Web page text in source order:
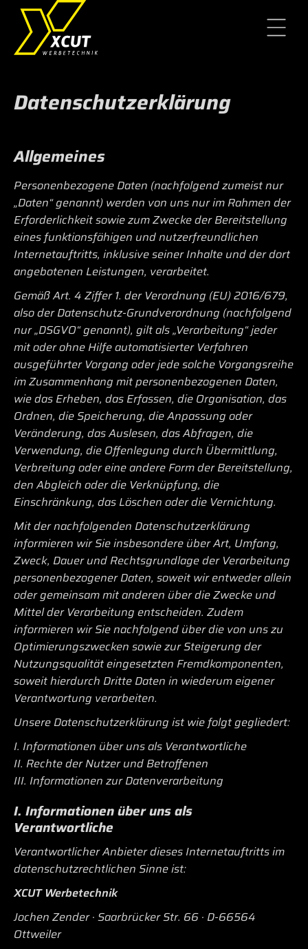
Datenschutz­erklärung
Allgemeines
Personenbezogene Daten (nachfolgend zumeist nur
„Daten“ genannt) werden von uns nur im Rahmen der
Erforderlichkeit sowie zum Zwecke der Bereitstellung
eines funktionsfähigen und nutzerfreundlichen
Internetauftritts, inklusive seiner Inhalte und der dort
angebotenen Leistungen, verarbeitet.
Gemäß Art. 4 Ziffer 1. der Verordnung (EU) 2016/679,
also der Datenschutz-Grundverordnung (nachfolgend
nur „DSGVO“ genannt), gilt als „Verarbeitung“ jeder
mit oder ohne Hilfe automatisierter Verfahren
ausgeführter Vorgang oder jede solche Vorgangsreihe
im Zusammenhang mit personenbezogenen Daten,
wie das Erheben, das Erfassen, die Organisation, das
Ordnen, die Speicherung, die Anpassung oder
Veränderung, das Auslesen, das Abfragen, die
Verwendung, die Offenlegung durch Übermittlung,
Verbreitung oder eine andere Form der Bereitstellung,
den Abgleich oder die Verknüpfung, die
Einschränkung, das Löschen oder die Vernichtung.
Mit der nachfolgenden Datenschutzerklärung
informieren wir Sie insbesondere über Art, Umfang,
Zweck, Dauer und Rechtsgrundlage der Verarbeitung
personenbezogener Daten, soweit wir entweder allein
oder gemeinsam mit anderen über die Zwecke und
Mittel der Verarbeitung entscheiden. Zudem
informieren wir Sie nachfolgend über die von uns zu
Optimierungszwecken sowie zur Steigerung der
Nutzungsqualität eingesetzten Fremdkomponenten,
soweit hierdurch Dritte Daten in wiederum eigener
Verantwortung verarbeiten.
Unsere Datenschutzerklärung ist wie folgt gegliedert:
I. Informationen über uns als Verantwortliche
II. Rechte der Nutzer und Betroffenen
III. Informationen zur Datenverarbeitung
I. Informationen über uns als
Verantwortliche
Verantwortlicher Anbieter dieses Internetauftritts im
datenschutzrechtlichen Sinne ist:
XCUT Werbetechnik
Jochen Zender · Saarbrücker Str. 66 · D-66564
Ottweiler